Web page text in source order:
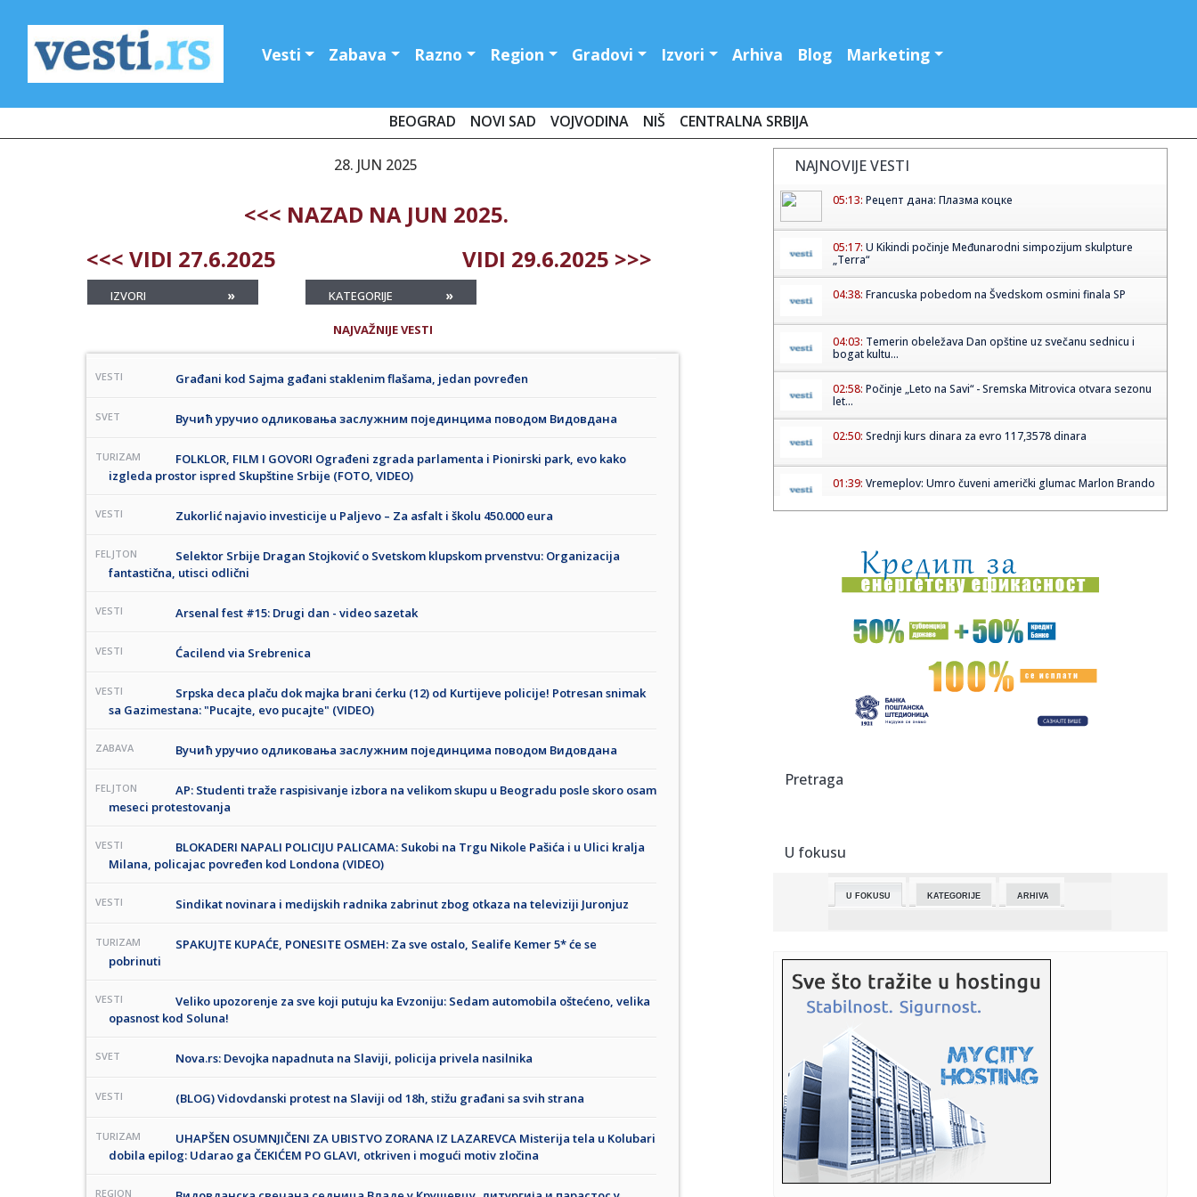
Vesti Zabava Razno Region Gradovi Izvori Arhiva Blog Marketing
BEOGRAD NOVI SAD VOJVODINA NIŠ CENTRALNA SRBIJA
28. JUN 2025
<<< NAZAD NA JUN 2025.
<<< VIDI 27.6.2025
VIDI 29.6.2025 >>>
IZVORI » KATEGORIJE »
NAJVAŽNIJE VESTI
VESTI Građani kod Sajma gađani staklenim flašama, jedan povređen
SVET Вучић уручио одликовања заслужним појединцима поводом Видовдана
TURIZAM
FOLKLOR, FILM I GOVORI Ograđeni zgrada parlamenta i Pionirski park, evo kako
izgleda prostor ispred Skupštine Srbije (FOTO, VIDEO)
VESTI Zukorlić najavio investicije u Paljevo – Za asfalt i školu 450.000 eura
FELJTON
Selektor Srbije Dragan Stojković o Svetskom klupskom prvenstvu: Organizacija
fantastična, utisci odlični
VESTI Arsenal fest #15: Drugi dan - video sazetak
VESTI Ćacilend via Srebrenica
VESTI
Srpska deca plaču dok majka brani ćerku (12) od Kurtijeve policije! Potresan snimak
sa Gazimestana: "Pucajte, evo pucajte" (VIDEO)
ZABAVA Вучић уручио одликовања заслужним појединцима поводом Видовдана
FELJTON
AP: Studenti traže raspisivanje izbora na velikom skupu u Beogradu posle skoro osam
meseci protestovanja
VESTI
BLOKADERI NAPALI POLICIJU PALICAMA: Sukobi na Trgu Nikole Pašića i u Ulici kralja
Milana, policajac povređen kod Londona (VIDEO)
VESTI Sindikat novinara i medijskih radnika zabrinut zbog otkaza na televiziji Juronjuz
TURIZAM
SPAKUJTE KUPAĆE, PONESITE OSMEH: Za sve ostalo, Sealife Kemer 5* će se
pobrinuti
VESTI
Veliko upozorenje za sve koji putuju ka Evzoniju: Sedam automobila oštećeno, velika
opasnost kod Soluna!
SVET Nova.rs: Devojka napadnuta na Slaviji, policija privela nasilnika
VESTI (BLOG) Vidovdanski protest na Slaviji od 18h, stižu građani sa svih strana
TURIZAM
UHAPŠEN OSUMNJIČENI ZA UBISTVO ZORANA IZ LAZAREVCA Misterija tela u Kolubari
dobila epilog: Udarao ga ČEKIĆEM PO GLAVI, otkriven i mogući motiv zločina
REGION
NAJNOVIJE VESTI
05:13: Рецепт дана: Плазма коцке
05:17: U Kikindi počinje Međunarodni simpozijum skulpture
„Terra“
04:38: Francuska pobedom na Švedskom osmini finala SP
04:03: Temerin obeležava Dan opštine uz svečanu sednicu i
bogat kultu...
02:58: Počinje „Leto na Savi“ - Sremska Mitrovica otvara sezonu
let...
02:50: Srednji kurs dinara za evro 117,3578 dinara
01:39: Vremeplov: Umro čuveni američki glumac Marlon Brando
01:11:Jaguar XJ220 by Callum Designs (dopunjeno)
01:06:Jeep priprema nove modele za Evropu
Šef Honde otkrio da je dogovor s Nissanom blizu
00:33:Pontonski most do Lida ponovo postavljen: Od danas
00:16:
00:16: Metallica ispisala istoriju u Velsu
00:12:Serena Vilijams eliminisana u prvom kolu Vimbldona
00:12:Četiri medalje srpskim srednjoškolcima na Balkanskoj
fizičkoj ...
00:12:NBA Evropa cilja 12 gradova, uskoro finalizacija
sporazuma
00:12:UEFA kaznila Partizan sa 200 hiljada evra zbog finansijskih
nepra...
Pretraga
U fokusu
U FOKUSU KATEGORIJE ARHIVA